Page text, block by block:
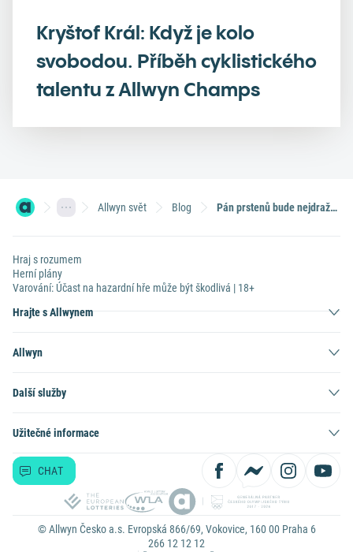
Kryštof Král: Když je kolo
svobodou. Příběh cyklistického
talentu z Allwyn Champs
Allwyn svět Blog Pán prstenů bude nejdražším seriálem všech dob. Na kolik vyjde?
Hraj s rozumem
Herní plány
Varování: Účast na hazardní hře může být škodlivá | 18+
Hrajte s Allwynem
Allwyn
Další služby
Užitečné informace
CHAT
© Allwyn Česko a.s. Evropská 866/69, Vokovice, 160 00 Praha 6
266 12 12 12